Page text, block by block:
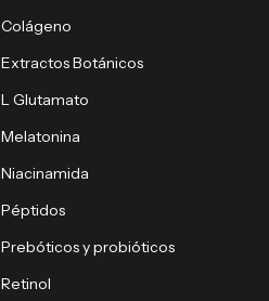
Colágeno
Extractos Botánicos
L Glutamato
Melatonina
Niacinamida
Péptidos
Prebóticos y probióticos
Retinol